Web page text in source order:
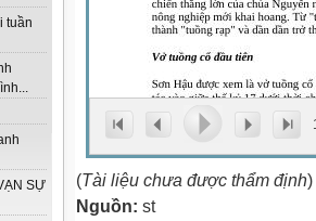
tuần
SỰ
(Tài liệu chưa được thẩm định)
Nguồn: st